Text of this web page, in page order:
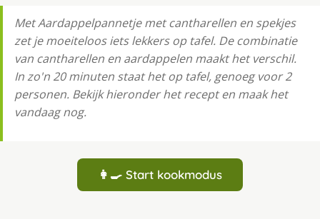
Met Aardappelpannetje met cantharellen en spekjes
zet je moeiteloos iets lekkers op tafel. De combinatie
van cantharellen en aardappelen maakt het verschil.
In zo'n 20 minuten staat het op tafel, genoeg voor 2
personen. Bekijk hieronder het recept en maak het
vandaag nog.
👩‍🍳 Start kookmodus